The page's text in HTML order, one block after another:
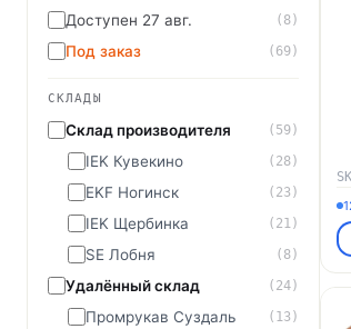
Доступен 27 авг. (8)
Под заказ (69)
СКЛАДЫ
Склад производителя (59)
IEK Кувекино (28)
EKF Ногинск (23)
IEK Щербинка (21)
SE Лобня (8)
Удалённый склад (24)
Промрукав Суздаль (13)